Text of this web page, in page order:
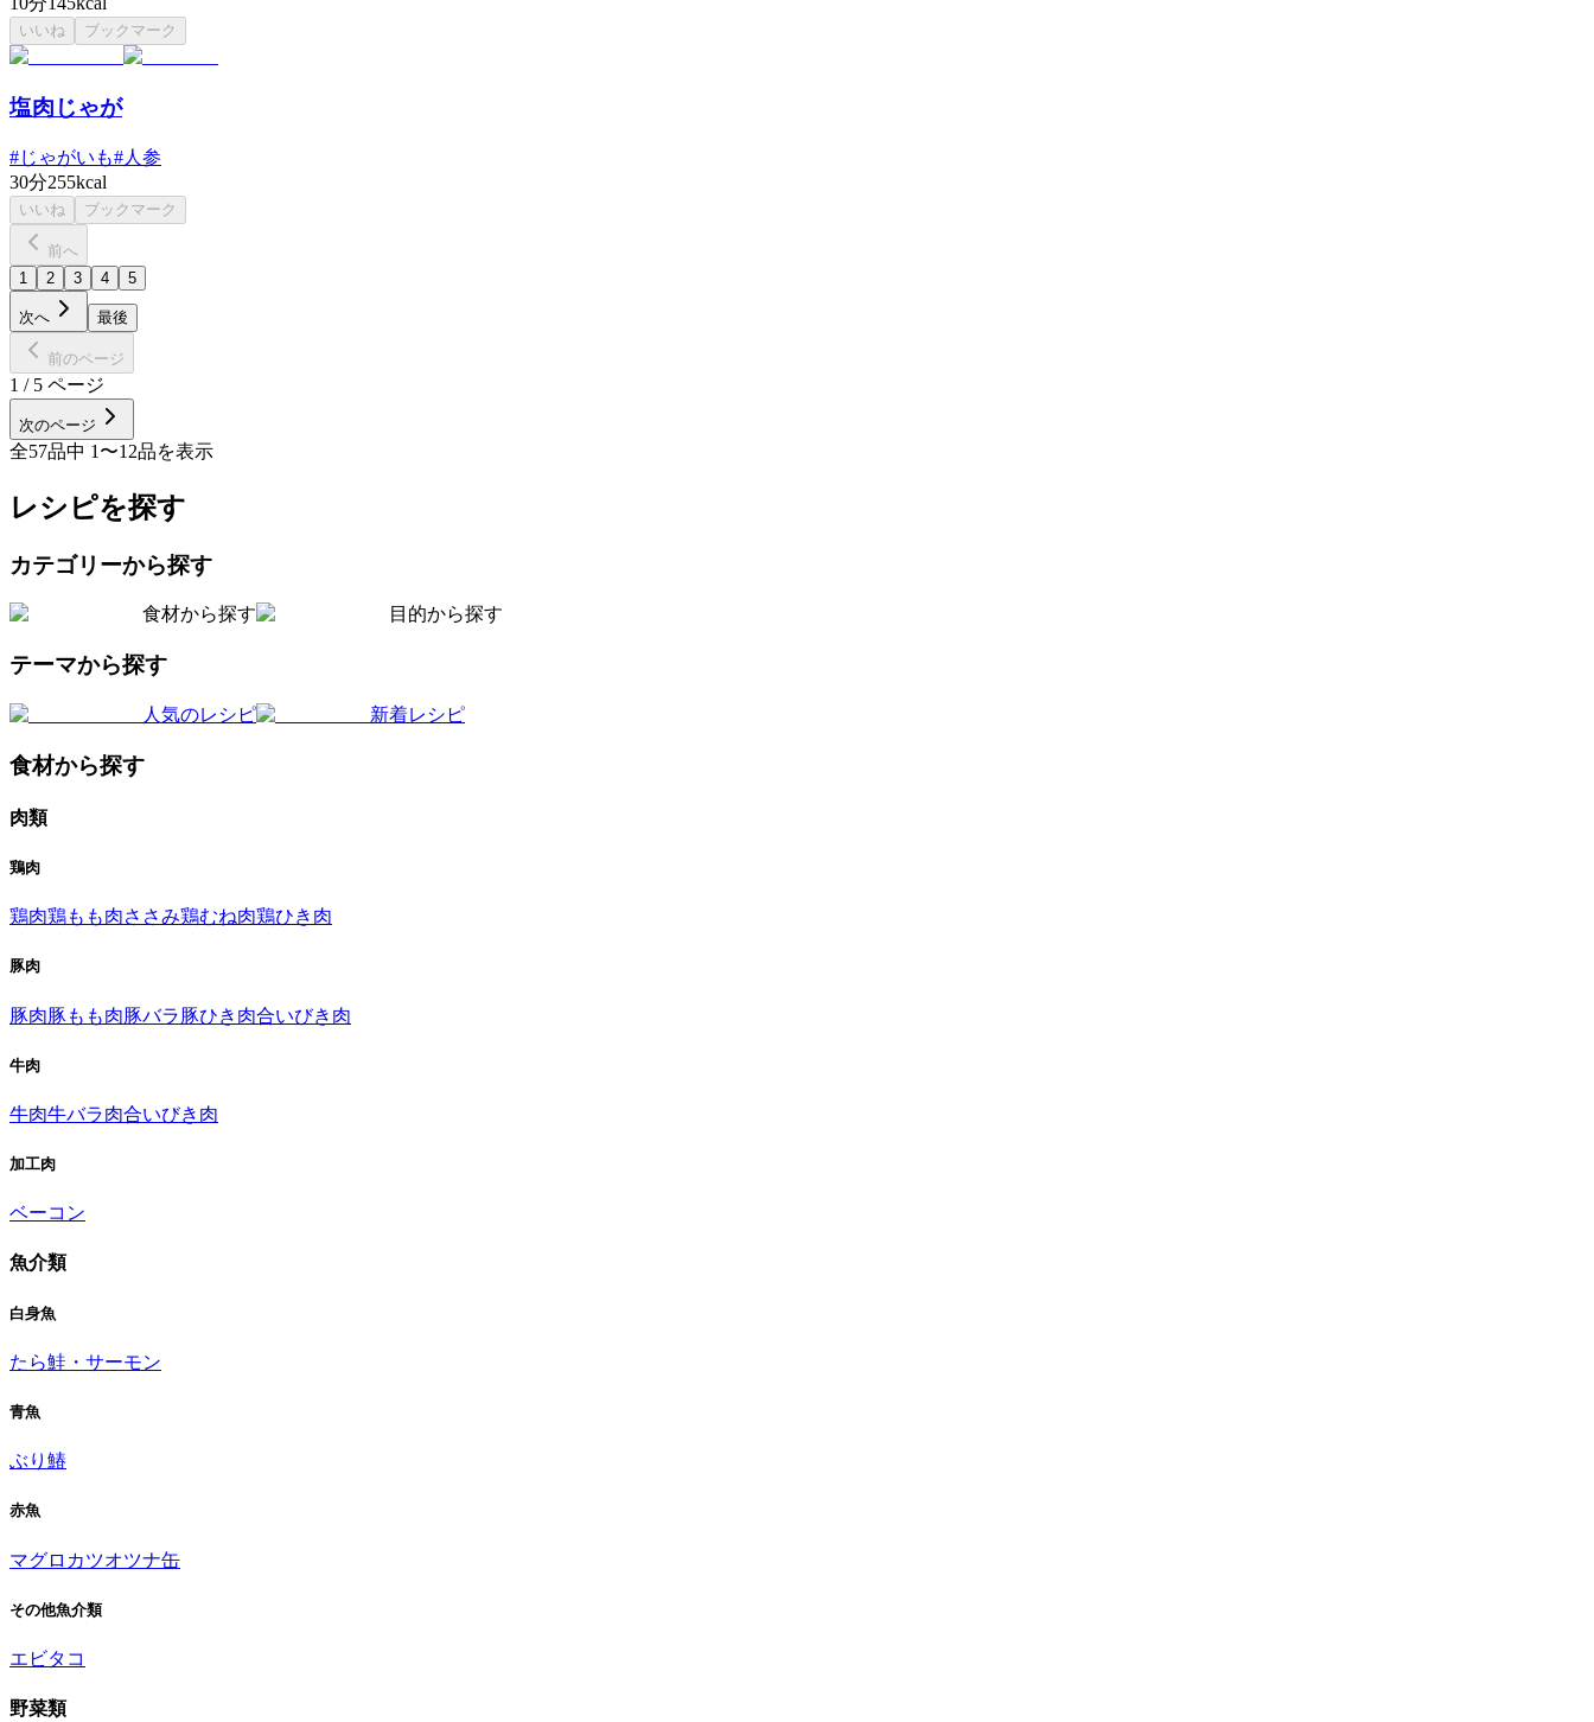
いいね ブックマーク
塩肉じゃが
#じゃがいも#人参
30分255kcal
いいね ブックマーク
前へ
1
2 3 4 5
次へ 最後
前のページ
1 / 5 ページ
次のページ
全57品中 1 〜12品を表示
レシピを探す
カテゴリーから探す
食材から探す 目的から探す
テーマから探す
人気のレシピ 新着レシピ
食材から探す
肉類
鶏肉
鶏肉鶏もも肉ささみ鶏むね肉鶏ひき肉
豚肉
豚肉豚もも肉豚バラ豚ひき肉合いびき肉
牛肉
牛肉牛バラ肉合いびき肉
加工肉
ベーコン
魚介類
白身魚
たら鮭・サーモン
青魚
ぶり 鰆
赤魚
マグロ カツオツナ缶
その他魚介類
エビタコ
野菜類